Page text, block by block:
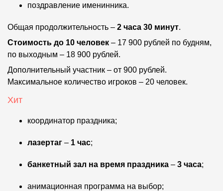
поздравление именинника.
Общая продолжительность – 2 часа 30 минут.
Стоимость до 10 человек – 17 900 рублей по будням,
по выходным – 18 900 рублей.
Дополнительный участник – от 900 рублей.
Максимальное количество игроков – 20 человек.
Хит
координатор праздника;
лазертаг – 1 час;
банкетный зал на время праздника – 3 часа;
анимационная программа на выбор;